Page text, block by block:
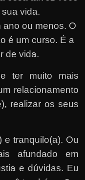
vida.
ou menos. O
é um curso. É a
de vida.
ter muito mais
relacionamento
realizar os seus
e tranquilo(a). Ou
afundado em
e dúvidas. Eu